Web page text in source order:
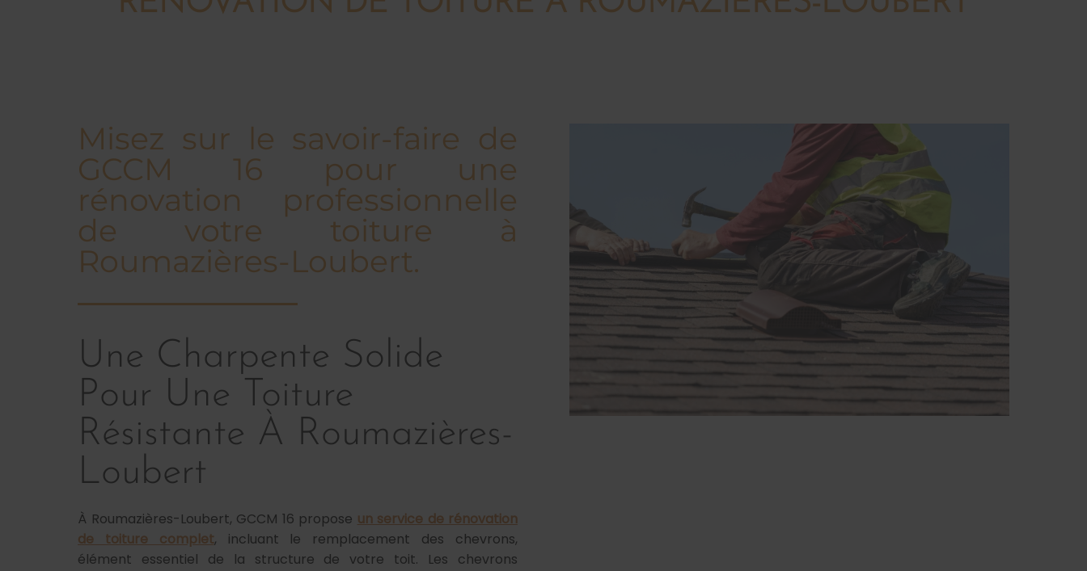
Misez sur le savoir-faire de
GCCM 16 pour une
rénovation professionnelle
de votre toiture à
Roumazières-Loubert.
Une Charpente Solide
Pour Une Toiture
Résistante À Roumazières-
Loubert
À Roumazières-Loubert, GCCM 16 propose un service de rénovation
de toiture complet, incluant le remplacement des chevrons,
élément essentiel de la structure de votre toit. Les chevrons